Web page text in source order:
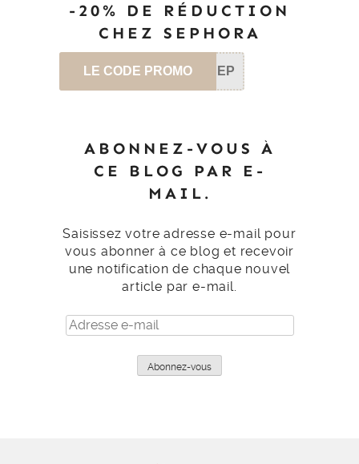
-20% DE RÉDUCTION
CHEZ SEPHORA
LE CODE PROMO SEP
ABONNEZ-VOUS À
CE BLOG PAR E-
MAIL.
Saisissez votre adresse e-mail pour
vous abonner à ce blog et recevoir
une notification de chaque nouvel
article par e-mail.
Adresse
e-
Abonnez-vous